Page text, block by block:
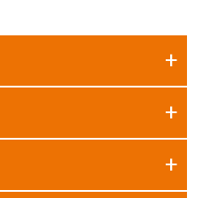
+
+
+